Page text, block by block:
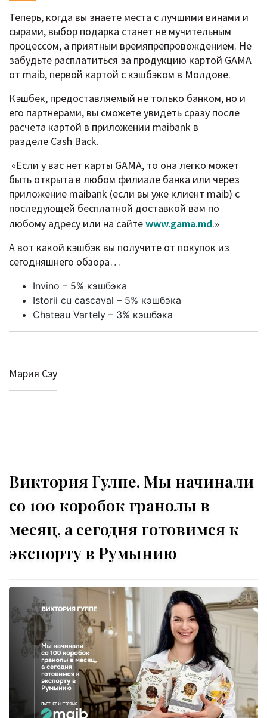
Теперь, когда вы знаете места с лучшими винами и
сырами, выбор подарка станет не мучительным
процессом, а приятным времяпрепровождением. Не
забудьте расплатиться за продукцию картой GAMA
от maib, первой картой с кэшбэком в Молдове.
Кэшбек, предоставляемый не только банком, но и
его партнерами, вы сможете увидеть сразу после
расчета картой в приложении maibank в
разделе Cash Back.
«Если у вас нет карты GAMA, то она легко может
быть открыта в любом филиале банка или через
приложение maibank (если вы уже клиент maib) с
последующей бесплатной доставкой вам по
любому адресу или на сайтеwww.gama.md.»
А вот какой кэшбэк вы получите от покупок из
сегодняшнего обзора…
Invino – 5% кэшбэка
Istorii cu cascaval – 5% кэшбэка
Chateau Vartely – 3% кэшбэка
Мария Сэу
Виктория Гулпе. Мы начинали
со 100 коробок гранолы в
месяц, а сегодня готовимся к
экспорту в Румынию